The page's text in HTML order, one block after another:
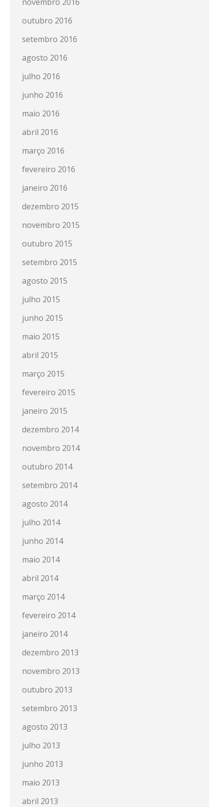
outubro 2016
setembro 2016
agosto 2016
julho 2016
junho 2016
maio 2016
abril 2016
março 2016
fevereiro 2016
janeiro 2016
dezembro 2015
novembro 2015
outubro 2015
setembro 2015
agosto 2015
julho 2015
junho 2015
maio 2015
abril 2015
março 2015
fevereiro 2015
janeiro 2015
dezembro 2014
novembro 2014
outubro 2014
setembro 2014
agosto 2014
julho 2014
junho 2014
maio 2014
abril 2014
março 2014
fevereiro 2014
janeiro 2014
dezembro 2013
novembro 2013
outubro 2013
setembro 2013
agosto 2013
julho 2013
junho 2013
maio 2013
abril 2013